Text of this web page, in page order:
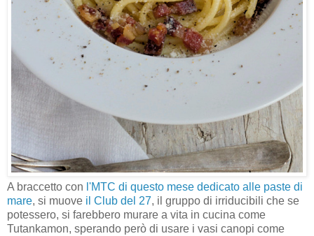
A braccetto con l'MTC di questo mese dedicato alle paste di
mare, si muove il Club del 27, il gruppo di irriducibili che se
potessero, si farebbero murare a vita in cucina come
Tutankamon, sperando però di usare i vasi canopi come